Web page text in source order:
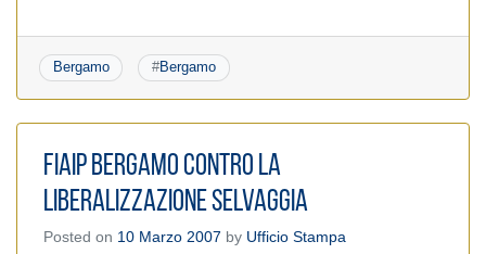
Bergamo #Bergamo
FIAIP BERGAMO CONTRO LA
LIBERALIZZAZIONE SELVAGGIA
Posted on 10 Marzo 2007 by Ufficio Stampa